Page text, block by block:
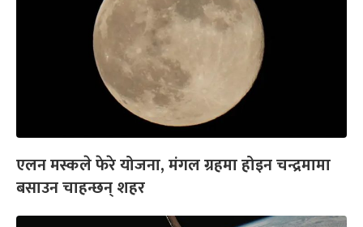
एलन मस्कले फेरे योजना, मंगल ग्रहमा होइन चन्द्रमामा
बसाउन चाहन्छन् शहर